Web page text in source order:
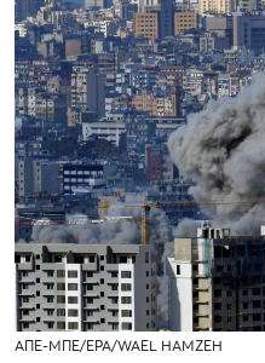
ΑΠΕ-ΜΠΕ/EPA/WAEL HAMZEH